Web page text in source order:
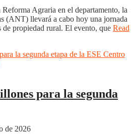
Agraria en el departamento, la
(ANT) llevará a cabo hoy una jornada
de propiedad rural. El evento, que Read
para la segunda
de 2026